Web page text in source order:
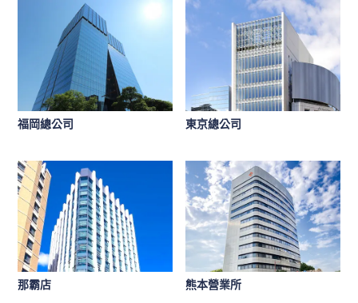
福岡總公司 東京總公司
那霸店 熊本營業所